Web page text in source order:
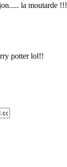
la moutarde !!!
potter lol!!